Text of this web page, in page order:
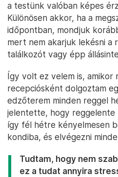
a testünk valóban képes
Különösen akkor, ha a
időpontban, mondjuk
mert nem akarjuk lekésni a
találkozót vagy épp
Így volt ez velem is, amikor
recepciósként dolgoztam
edzőterem minden reggel
jelentette, hogy
így fél hétre kényelmesen
kondiba, és elvégezni
Tudtam, hogy nem
ez a tudat annyira